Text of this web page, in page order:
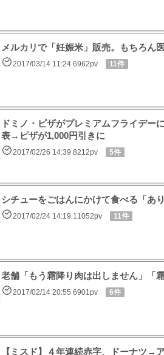
メルカリで「妊娠米」販売。もちろん
2017/03/14 11:24 6962pv 11件
ドミノ・ピザがプレミアムフライデー
表→ピザが1,000円引きに
2017/02/26 14:39 8212pv 5件
シチューをごはんにかけて食べる「あ
2017/02/24 14:19 11052pv 11件
老舗「もう霜降り肉は出しません」「
2017/02/14 20:55 6901pv 6件
【ミスド】４年連続赤字、ドーナツ→